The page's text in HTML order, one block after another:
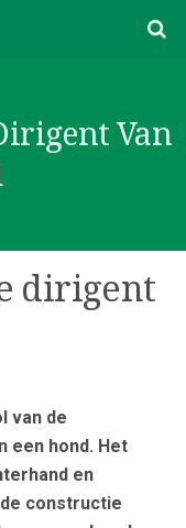
Van
dirigent
van de
een hond. Het
en
constructie